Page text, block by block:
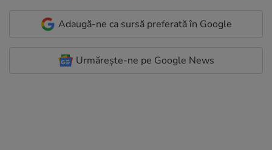
Adaugă-ne ca sursă preferată în Google
Urmărește-ne pe Google News